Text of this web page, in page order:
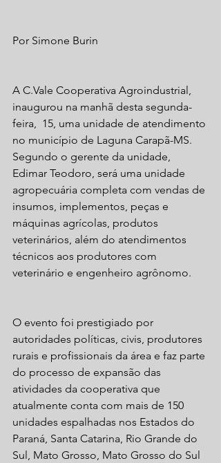
Por Simone Burin
A C.Vale Cooperativa Agroindustrial,
inaugurou na manhã desta segunda-
feira,  15, uma unidade de atendimento
no município de Laguna Carapã-MS.
Segundo o gerente da unidade,
Edimar Teodoro, será uma unidade
agropecuária completa com vendas de
insumos, implementos, peças e
máquinas agrícolas, produtos
veterinários, além do atendimentos
técnicos aos produtores com
veterinário e engenheiro agrônomo.
O evento foi prestigiado por
autoridades políticas, civis, produtores
rurais e profissionais da área e faz parte
do processo de expansão das
atividades da cooperativa que
atualmente conta com mais de 150
unidades espalhadas nos Estados do
Paraná, Santa Catarina, Rio Grande do
Sul, Mato Grosso, Mato Grosso do Sul